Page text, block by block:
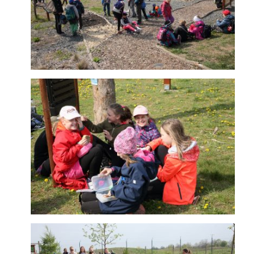
našich
opatření.
Personalizované
soubory cookie
Používáme rovněž
soubory cookie a
další technologie,
abychom
přizpůsobili naše
webové stránky
potřebám a
zájmům našich
návštěvníků.
Reklamní cookies
nebo naši partneři,